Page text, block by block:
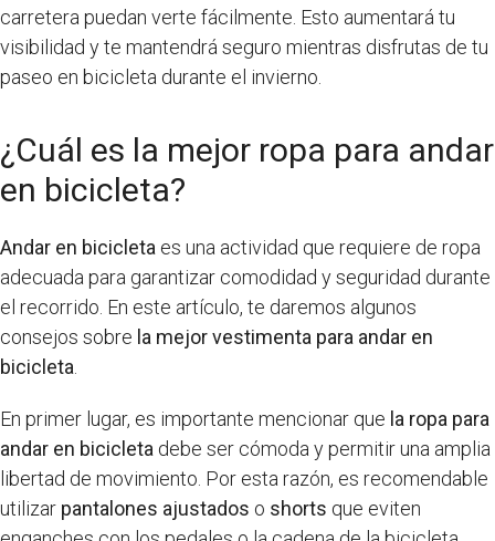
carretera puedan verte fácilmente. Esto aumentará tu
visibilidad y te mantendrá seguro mientras disfrutas de tu
paseo en bicicleta durante el invierno.
¿Cuál es la mejor ropa para andar
en bicicleta?
Andar en bicicleta es una actividad que requiere de ropa
adecuada para garantizar comodidad y seguridad durante
el recorrido. En este artículo, te daremos algunos
consejos sobre la mejor vestimenta para andar en
bicicleta
En primer lugar, es importante mencionar que la ropa para
andar en bicicleta debe ser cómoda y permitir una amplia
libertad de movimiento. Por esta razón, es recomendable
utilizar pantalones ajustados o shorts que eviten